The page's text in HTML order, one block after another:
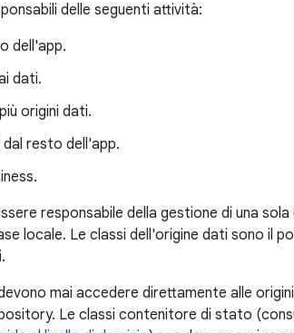
delle seguenti attività:
dell'app.
dati.
origini dati.
resto dell'app.
responsabile della gestione di una
locale. Le classi dell'origine dati sono il
mai accedere direttamente alle
Le classi contenitore di stato